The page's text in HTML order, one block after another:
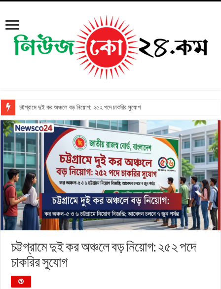
চট্টগ্রামে দুই কর অঞ্চলে বড় নিয়োগ: ২৫২ পদে চাকরির সুযোগ
চট্টগ্রামে দুই কর অঞ্চলে বড় নিয়োগ: ২৫২ পদে
চাকরির সুযোগ